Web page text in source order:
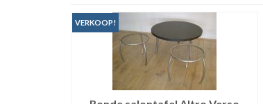
VERKOOP!